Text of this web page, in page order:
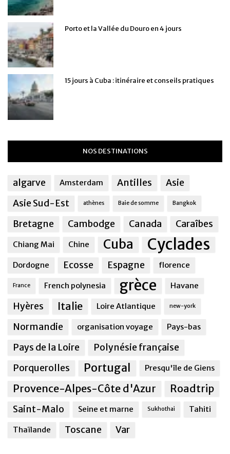
Porto et la Vallée du Douro en 4 jours
15 jours à Cuba : itinéraire et conseils pratiques
NOS DESTINATIONS
algarve Amsterdam Antilles
Asie
Asie Sud-Est
athènes Baie de somme Bangkok
Bretagne Cambodge Canada Caraîbes
Chiang Mai Chine Cuba Cyclades
Dordogne Ecosse Espagne florence
France French polynesia grèce Havane
Hyères Italie Loire Atlantique new-york
Normandie organisation voyage Pays-bas
Pays de la Loire
Polynésie française
Porquerolles
Portugal Presqu'île de Giens
Provence-Alpes-Côte d'Azur Roadtrip
Saint-Malo Seine et marne Sukhothai Tahiti
Thaïlande Toscane Var